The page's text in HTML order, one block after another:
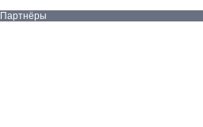
Партнёры